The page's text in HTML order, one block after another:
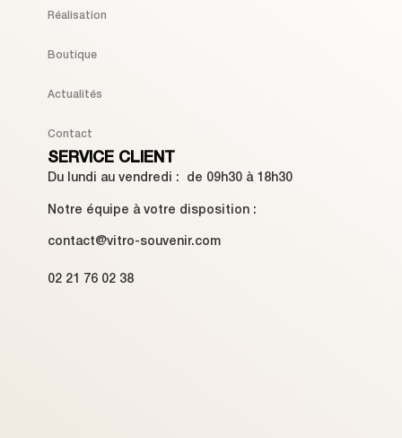
Réalisation
Boutique
Actualités
Contact
SERVICE CLIENT
Du lundi au vendredi : de 09h30 à 18h30
Notre équipe à votre disposition :
contact@vitro-souvenir.com
02 21 76 02 38